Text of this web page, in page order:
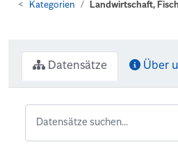
Kategorien Landwirtschaft,
Datensätze Über